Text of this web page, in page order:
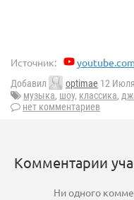
Источник:
Добавил optimae 12
музыка, шоу, классика,
нет комментариев
Комментарии
Ни одного